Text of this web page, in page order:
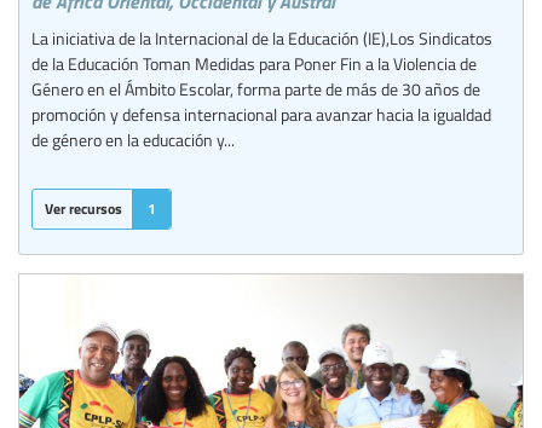
La iniciativa de la Internacional de la Educación (IE),Los Sindicatos
de la Educación Toman Medidas para Poner Fin a la Violencia de
Género en el Ámbito Escolar, forma parte de más de 30 años de
promoción y defensa internacional para avanzar hacia la igualdad
de género en la educación y...
Ver recursos 1